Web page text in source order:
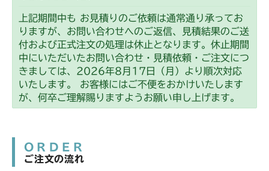
上記期間中も お見積りのご依頼は通常通り承ってお
りますが、お問い合わせへのご返信、見積結果のご送
付および正式注文の処理は休止となります。休止期間
中にいただいたお問い合わせ・見積依頼・ご注文につ
きましては、2026年8月17日（月）より順次対応
いたします。 お客様にはご不便をおかけいたします
が、何卒ご理解賜りますようお願い申し上げます。
ORDER
ご注文の流れ